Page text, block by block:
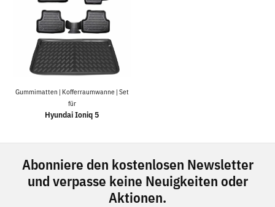
Gummimatten | Kofferraumwanne | Set
für
Hyundai Ioniq 5
Abonniere den kostenlosen Newsletter
und verpasse keine Neuigkeiten oder
Aktionen.